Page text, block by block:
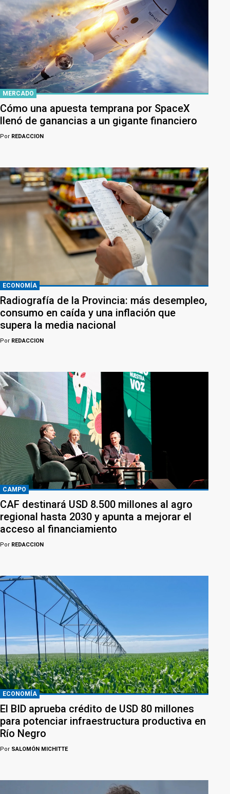
MERCADO
Cómo una apuesta temprana por SpaceX
llenó de ganancias a un gigante financiero
Por REDACCION
ECONOMÍA
Radiografía de la Provincia: más desempleo,
consumo en caída y una inflación que
supera la media nacional
Por REDACCION
CAMPO
CAF destinará USD 8.500 millones al agro
regional hasta 2030 y apunta a mejorar el
acceso al financiamiento
Por REDACCION
ECONOMÍA
El BID aprueba crédito de USD 80 millones
para potenciar infraestructura productiva en
Río Negro
Por SALOMÓN MICHITTE